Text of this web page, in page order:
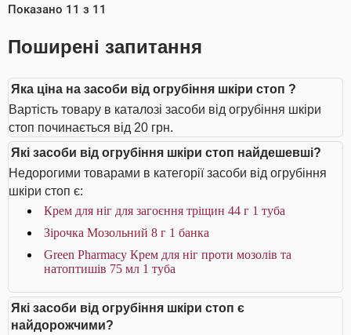
Показано 11 з 11
Поширені запитання
Яка ціна на засоби від огрубіння шкіри стоп ?
Вартість товару в каталозі засоби від огрубіння шкіри
стоп починається від 20 грн.
Які засоби від огрубіння шкіри стоп найдешевші?
Недорогими товарами в категорії засоби від огрубіння
шкіри стоп є:
Крем для ніг для загоєння тріщин 44 г 1 туба
Зірочка Мозольний 8 г 1 банка
Green Pharmacy Крем для ніг проти мозолів та
натоптишів 75 мл 1 туба
Які засоби від огрубіння шкіри стоп є
найдорожчими?